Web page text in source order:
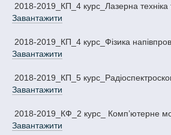
2018-2019_КП_4 курс_Лазерна техніка
Завантажити
2018-2019_КП_4 курс_Фізика
Завантажити
2018-2019_КП_5
Завантажити
2018-2019_КФ_2 курс_ Комп’ютерне
Завантажити